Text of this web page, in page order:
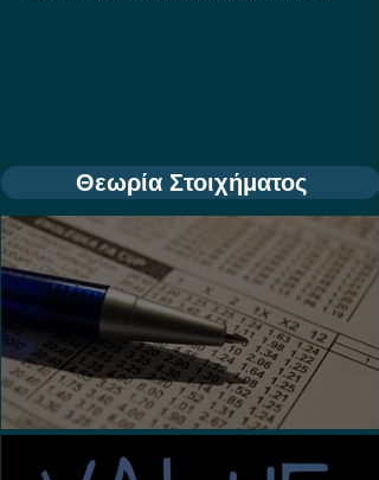
Θεωρία Στοιχήματος
Τι είναι τα Ασιατικά Χάντικαπ;